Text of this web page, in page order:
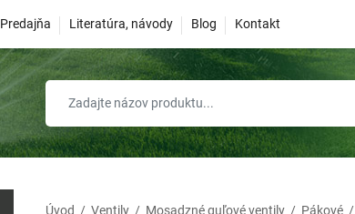
Predajňa Literatúra, návody Blog Kontakt
Úvod / Ventily / Mosadzné guľové ventily / Pákové /